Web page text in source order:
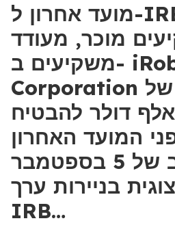
מועד אחרון ל-IRBT: רוזן, יועץ
מוכר, מעודד
משקיעים ב- iRobot
Corporation עם הפסדים של
יותר מ-100 אלף דולר להבטיח
המועד האחרון
החשוב של 5 בספטמבר
בניירות ערך –
IRB…